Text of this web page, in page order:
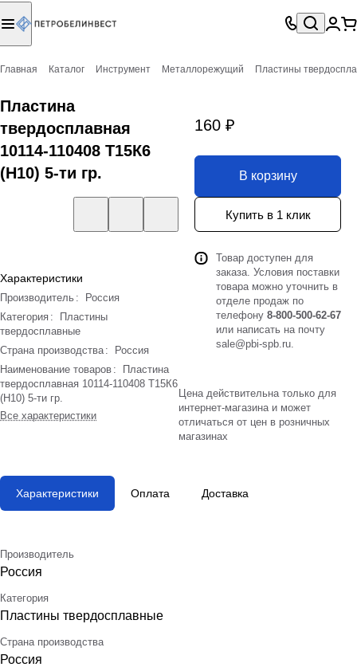
Главная Каталог Инструмент Металлорежущий Пластины
Пластина
твердосплавная
10114-110408 Т15К6
(Н10) 5-ти гр.
Характеристики
Производитель :
Россия
Категория :
Пластины
твердосплавные
Страна производства :
Россия
Наименование товаров :
Пластина
твердосплавная 10114-110408 Т15К6
(Н10) 5-ти гр.
Все характеристики
160 ₽
В корзину
Купить в 1 клик
Товар доступен для
заказа. Условия поставки
товара можно уточнить в
отделе продаж по
телефону 8-800-500-62-67
или написать на почту
sale@pbi-spb.ru.
Цена действительна только для
интернет-магазина и может
отличаться от цен в розничных
магазинах
Характеристики Оплата Доставка
Производитель
Россия
Категория
Пластины твердосплавные
Страна производства
Россия